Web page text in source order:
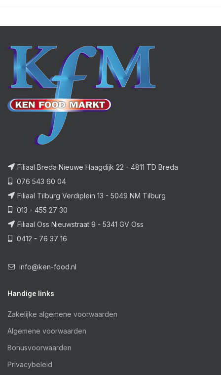
Filiaal Breda Nieuwe Haagdijk 22 - 4811 TD Breda
076 543 60 04
Filiaal Tilburg Verdiplein 13 - 5049 NM Tilburg
013 - 455 27 30
Filiaal Oss Nieuwstraat 9 - 5341 GV Oss
0412 - 76 37 16
info@ken-food.nl
Handige links
Zakelijke algemene voorwaarden
Algemene voorwaarden
Bonusvoorwaarden
Privacybeleid